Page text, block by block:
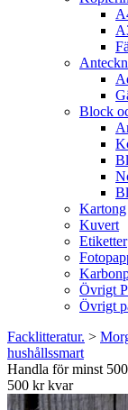
Block
Kartong
Kuvert
Etiketter
Övrigt
Övrigt
Facklitteratur. >
hushållssmart
Handla för minst
500 kr kvar